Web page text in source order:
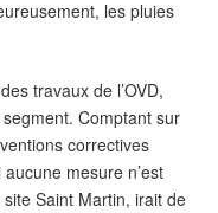
les pluies
travaux de l’OVD,
Comptant sur
correctives
mesure n’est
Saint Martin, irait de